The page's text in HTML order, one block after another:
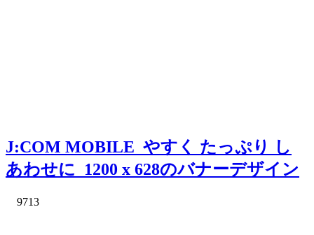
J:COM MOBILE_やすく たっぷり し
あわせに_1200 x 628のバナーデザイン
9713